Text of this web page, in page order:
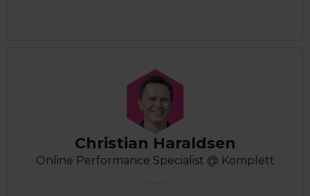
Christian Haraldsen
Online Performance Specialist @ Komplett